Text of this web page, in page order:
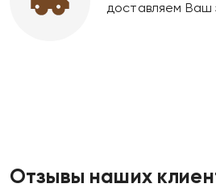
доставляем Ваш
Отзывы наших